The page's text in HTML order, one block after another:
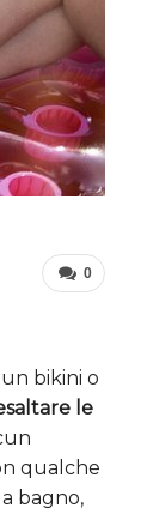
0
bikini o
le
qualche
bagno,